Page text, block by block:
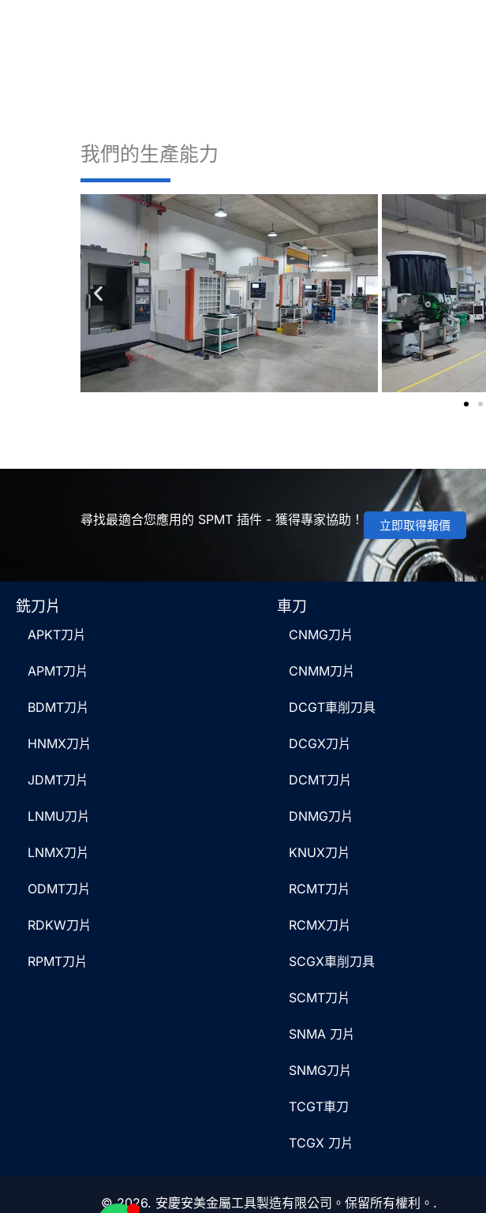
我們的生產能力
尋找最適合您應用的 SPMT 插件 - 獲得專家協助！ 立即取得報價
車刀
CNMG刀片
CNMM刀片
DCGT車削刀具
DCGX刀片
DCMT刀片
DNMG刀片
KNUX刀片
RCMT刀片
RCMX刀片
SCGX車削刀具
SCMT刀片
SNMA 刀片
SNMG刀片
TCGT車刀
TCGX 刀片
銑刀片
APKT刀片
APMT刀片
BDMT刀片
HNMX刀片
JDMT刀片
LNMU刀片
LNMX刀片
ODMT刀片
RDKW刀片
RPMT刀片
© 2026. 安慶安美金屬工具製造有限公司。保留所有權利。.